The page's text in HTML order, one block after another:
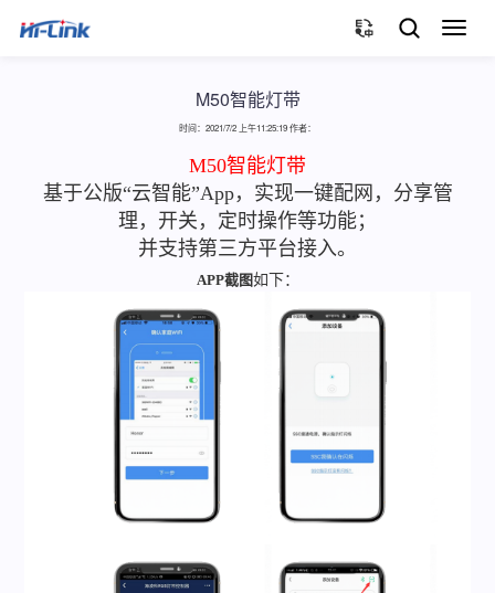
切
M50智能灯带
时间：2021/7/2 上午11:25:19 作者：
M50智能灯带
基于公版“云智能”App，实现一键配网，分享管
理，开关，定时操作等功能；
并支持第三方平台接入。
APP截图如下：